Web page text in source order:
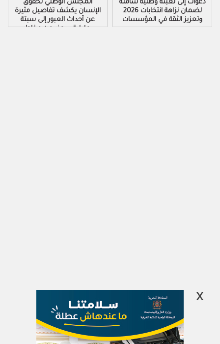
المجلس الوطني لحقوق
الإنسان يكشف تفاصيل مثيرة
عن أحداث العبور إلى سبتة
ومليلية ويحذر من مخاطر
دعوات إلى تعبئة وطنية شاملة
لضمان نزاهة انتخابات 2026
وتعزيز الثقة في المؤسسات